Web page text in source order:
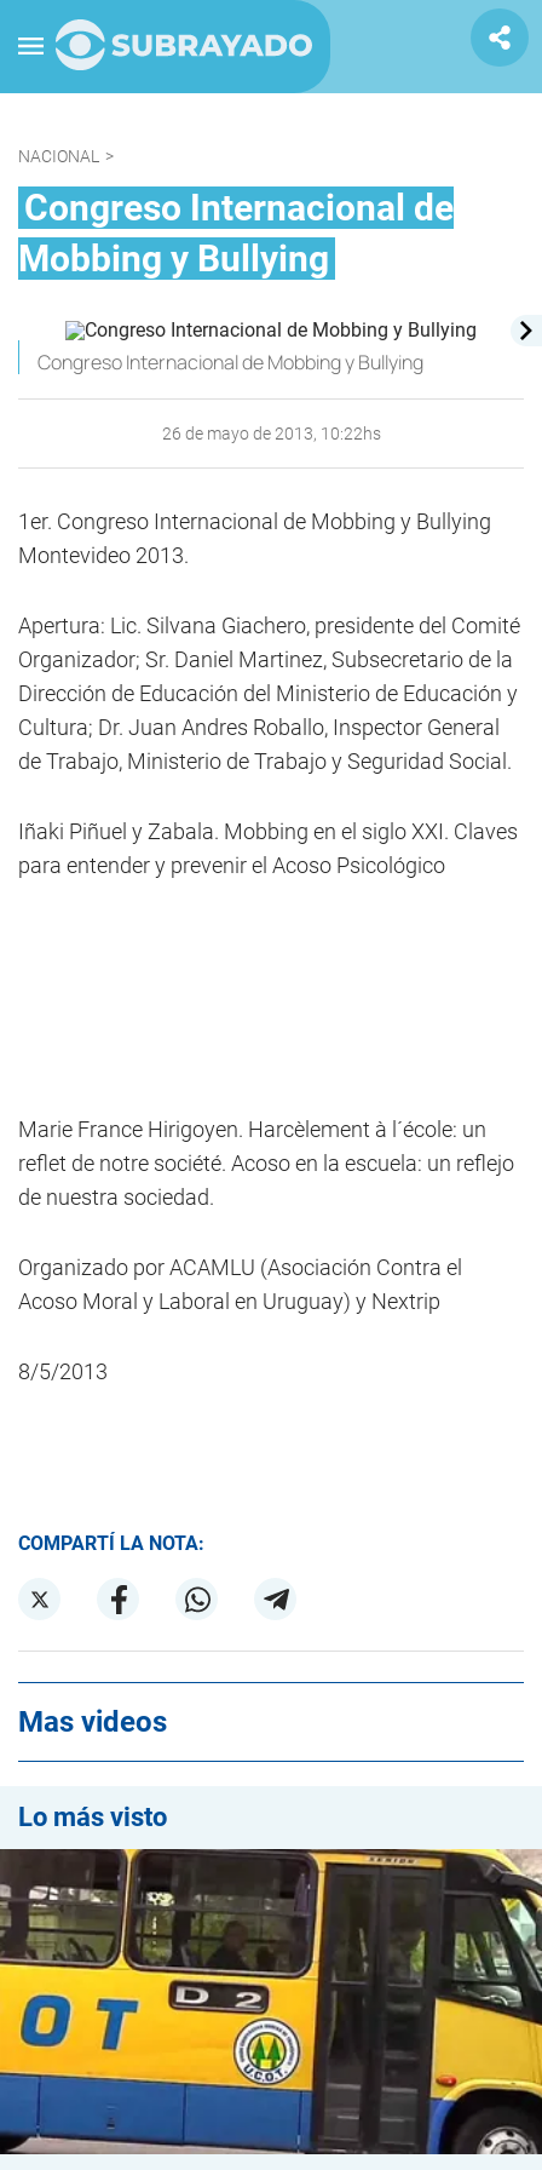
NACIONAL >
Congreso Internacional de
Mobbing y Bullying
Congreso Internacional de Mobbing y Bullying
26 de mayo de 2013, 10:22hs
1er. Congreso Internacional de Mobbing y Bullying
Montevideo 2013.
Apertura: Lic. Silvana Giachero, presidente del Comité
Organizador; Sr. Daniel Martinez, Subsecretario de la
Dirección de Educación del Ministerio de Educación y
Cultura; Dr. Juan Andres Roballo, Inspector General
de Trabajo, Ministerio de Trabajo y Seguridad Social.
Iñaki Piñuel y Zabala. Mobbing en el siglo XXI. Claves
para entender y prevenir el Acoso Psicológico
Marie France Hirigoyen. Harcèlement à l´école: un
reflet de notre société. Acoso en la escuela: un reflejo
de nuestra sociedad.
Organizado por ACAMLU (Asociación Contra el
Acoso Moral y Laboral en Uruguay) y Nextrip
8/5/2013
COMPARTÍ LA NOTA:
Mas videos
Lo más visto